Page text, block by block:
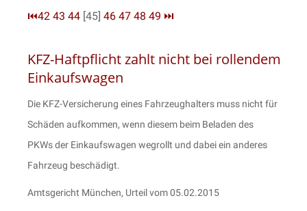
⏮42 43 44 [45] 46 47 48 49 ⏭
KFZ-Haftpflicht zahlt nicht bei rollendem
Einkaufswagen
Die KFZ-Versicherung eines Fahrzeughalters muss nicht für
Schäden aufkommen, wenn diesem beim Beladen des
PKWs der Einkaufswagen wegrollt und dabei ein anderes
Fahrzeug beschädigt.
Amtsgericht München, Urteil vom 05.02.2015